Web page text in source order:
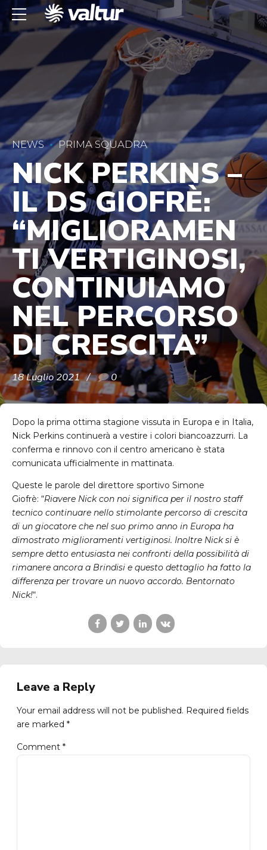
NEWS PRIMA SQUADRA
NICK PERKINS –
IL DS GIOFRÈ:
“MIGLIORAMEN
TI VERTIGINOSI,
CONTINUIAMO
NEL PERCORSO
DI CRESCITA”
18 Luglio 2021 0
Dopo la prima ottima stagione vissuta in Europa e in Italia,
Nick Perkins continuerà a vestire i colori biancoazzurri. La
conferma e rinnovo con il centro americano è stata
comunicata ufficialmente in mattinata.
Queste le parole del direttore sportivo Simone
Giofrè: “Riavere Nick con noi significa per il nostro staff
tecnico continuare nello stimolante percorso di crescita
di un giocatore che nel suo primo anno in Europa ha
dimostrato miglioramenti vertiginosi. Inoltre Nick si è
sempre detto entusiasta nei confronti della possibilità di
rimanere ancora a Brindisi e questo dettaglio ha fatto la
differenza per trovare un nuovo accordo. Bentornato
Nick!“.
Leave a Reply
Your email address will not be published. Required fields
are marked *
Comment *